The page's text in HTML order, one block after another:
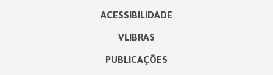
ACESSIBILIDADE
VLIBRAS
PUBLICAÇÕES